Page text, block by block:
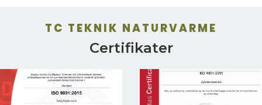
TC TEKNIK NATURVARME
Certifikater